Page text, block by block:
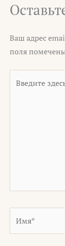
Ваш адрес
поля
здесь...